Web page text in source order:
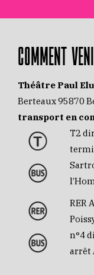
COMMENT
Théâtre Paul
Berteaux 95870
transport en
T2
RER
n°4
arrêt